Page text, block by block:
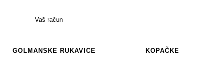
Vaš račun
GOLMANSKE RUKAVICE KOPAČKE